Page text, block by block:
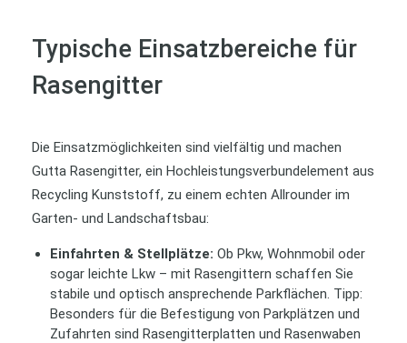
Typische Einsatzbereiche für
Rasengitter
Die Einsatzmöglichkeiten sind vielfältig und machen
Gutta Rasengitter, ein Hochleistungsverbundelement aus
Recycling Kunststoff, zu einem echten Allrounder im
Garten- und Landschaftsbau:
Einfahrten & Stellplätze: Ob Pkw, Wohnmobil oder
sogar leichte Lkw – mit Rasengittern schaffen Sie
stabile und optisch ansprechende Parkflächen. Tipp:
Besonders für die Befestigung von Parkplätzen und
Zufahrten sind Rasengitterplatten und Rasenwaben